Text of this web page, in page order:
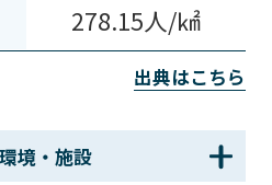
278.15人/㎢
出典はこちら
境・施設